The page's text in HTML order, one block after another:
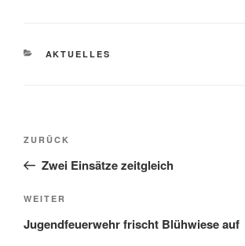
AKTUELLES
ZURÜCK
Zwei Einsätze zeitgleich
WEITER
Jugendfeuerwehr frischt Blühwiese auf